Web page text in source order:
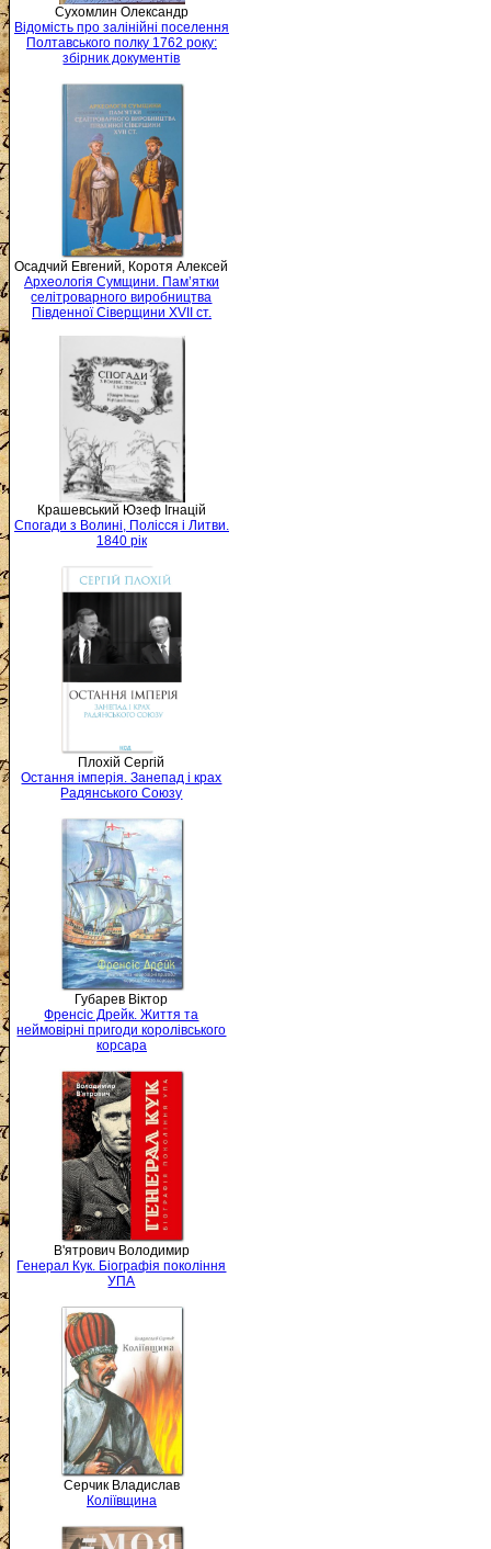
Сухомлин Олександр
Відомість про залінійні поселення
Полтавського полку 1762 року:
збірник документів
Осадчий Евгений, Коротя Алексей
Археологія Сумщини. Пам’ятки
селітроварного виробництва
Південної Сіверщини XVII ст.
Крашевський Юзеф Ігнацій
Спогади з Волині, Полісся і Литви.
1840 рік
Плохій Сергій
Остання імперія. Занепад і крах
Радянського Союзу
Губарев Віктор
Френсіс Дрейк. Життя та
неймовірні пригоди королівського
корсара
В'ятрович Володимир
Генерал Кук. Біографія покоління
УПА
Серчик Владислав
Коліївщина